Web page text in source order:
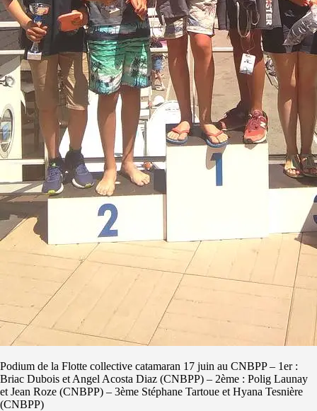
Podium de la Flotte collective catamaran 17 juin au CNBPP – 1er :
Briac Dubois et Angel Acosta Diaz (CNBPP) – 2ème : Polig Launay
et Jean Roze (CNBPP) – 3ème Stéphane Tartoue et Hyana Tesnière
(CNBPP)